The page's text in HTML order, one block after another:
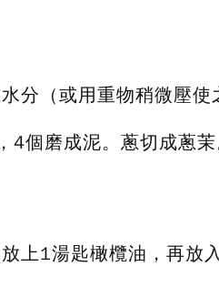
分（或用重物稍微壓使
4個磨成泥。蔥切成蔥茉
上1湯匙橄欖油，再放